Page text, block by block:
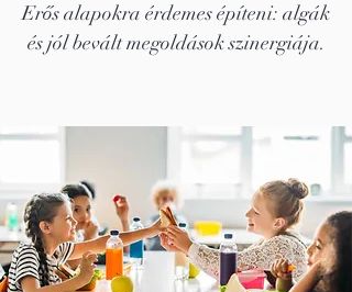
Erős alapokra érdemes építeni: algák
és jól bevált megoldások szinergiája.